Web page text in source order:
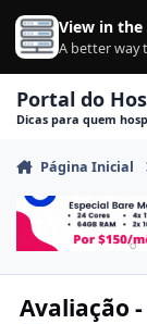
Ir para conteúdo
View in the
A better way
Portal do
Dicas para quem
Página Inicial
Avaliação